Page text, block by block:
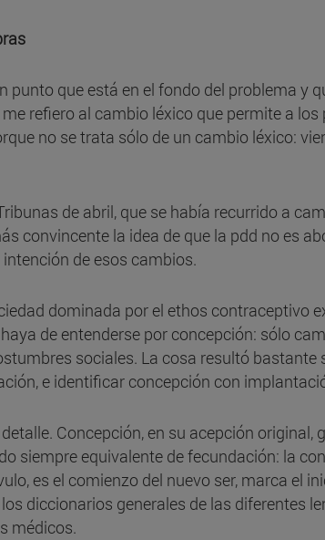
punto que está en el fondo del problema y
refiero al cambio léxico que permite a
no se trata sólo de un cambio léxico:
de abril, que se había recurrido a
convincente la idea de que la pdd no es
de esos cambios.
dominada por el ethos contraceptivo
de entenderse por concepción: sólo
sociales. La cosa resultó bastante
e identificar concepción con
Concepción, en su acepción original,
siempre equivalente de fecundación: la
es el comienzo del nuevo ser, marca el
diccionarios generales de las diferentes
médicos.